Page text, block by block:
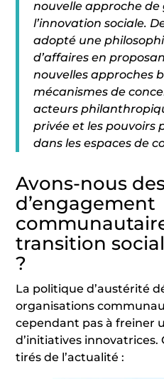
nouvelle approche de
l’innovation sociale.
adopté une
d’affaires en
nouvelles approches
mécanismes de
acteurs
privée et les pouvoirs
dans les espaces de
Avons-nous
d’engagement
transition
?
La politique d’austérité
organisations
cependant pas à freiner
d’initiatives innovatrices.
tirés de l’actualité :